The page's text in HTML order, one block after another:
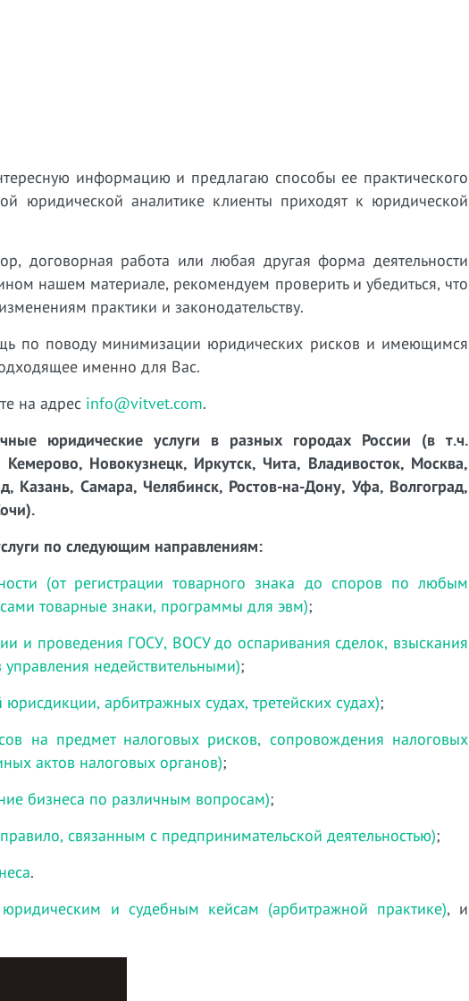
информацию и предлагаю способы ее практического
юридической аналитике клиенты приходят к юридической
договорная работа или любая другая форма деятельности
нашем материале, рекомендуем проверить и убедиться, что
практики и законодательству.
по поводу минимизации юридических рисков и имеющимся
именно для Вас.
на адрес info@vitvet.com.
юридические услуги в разных городах России (в т.ч.
Новокузнецк, Иркутск, Чита, Владивосток, Москва,
Казань, Самара, Челябинск, Ростов-на-Дону, Уфа, Волгоград,
по следующим направлениям:
(от регистрации товарного знака до споров по любым
сами товарные знаки, программы для эвм);
и проведения ГОСУ, ВОСУ до оспаривания сделок, взыскания
недействительными);
арбитражных судах, третейских судах);
на предмет налоговых рисков, сопровождения налоговых
актов налоговых органов);
бизнеса по различным вопросам);
связанным с предпринимательской деятельностью);
.
и судебным кейсам (арбитражной практике), и